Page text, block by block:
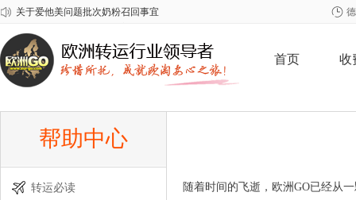
2026年春节欧洲GO放假安排
首页 收
帮助中心
转运必读
随着时间的飞逝，欧洲GO已经从